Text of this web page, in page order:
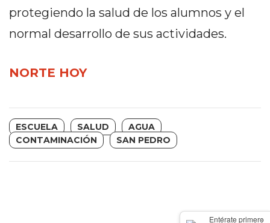
×
Entérate primero
ZÁRATE
NOTICIAS
CAMPANA
LA
CRUZ
COLÓN
protegiendo la salud de los alumnos y el
normal desarrollo de sus actividades.
NORTE HOY
ESCUELA SALUD
AGUA
CONTAMINACIÓN
SAN PEDRO